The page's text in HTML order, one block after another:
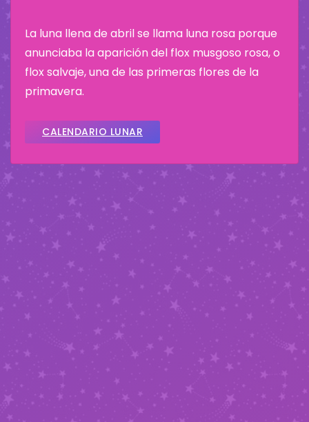
La luna llena de abril se llama luna rosa porque
anunciaba la aparición del flox musgoso rosa, o
flox salvaje, una de las primeras flores de la
primavera.
CALENDARIO LUNAR